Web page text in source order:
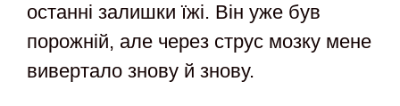
останні залишки їжі. Він уже був
порожній, але через струс мозку мене
вивертало знову й знову.